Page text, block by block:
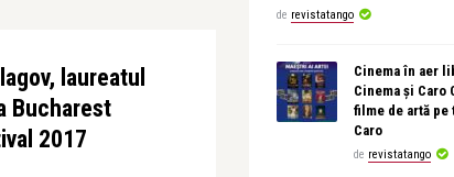
laureatul
Bucharest
2017
de revistatango
Cinema în aer
Cinema și Caro
filme de artă
Caro
de revistatango